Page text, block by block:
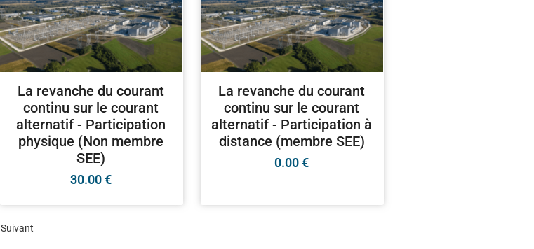
La revanche du courant
continu sur le courant
alternatif - Participation
physique (Non membre
SEE)
30.00€
La revanche du courant
continu sur le courant
alternatif - Participation à
distance (membre SEE)
0.00€
Suivant